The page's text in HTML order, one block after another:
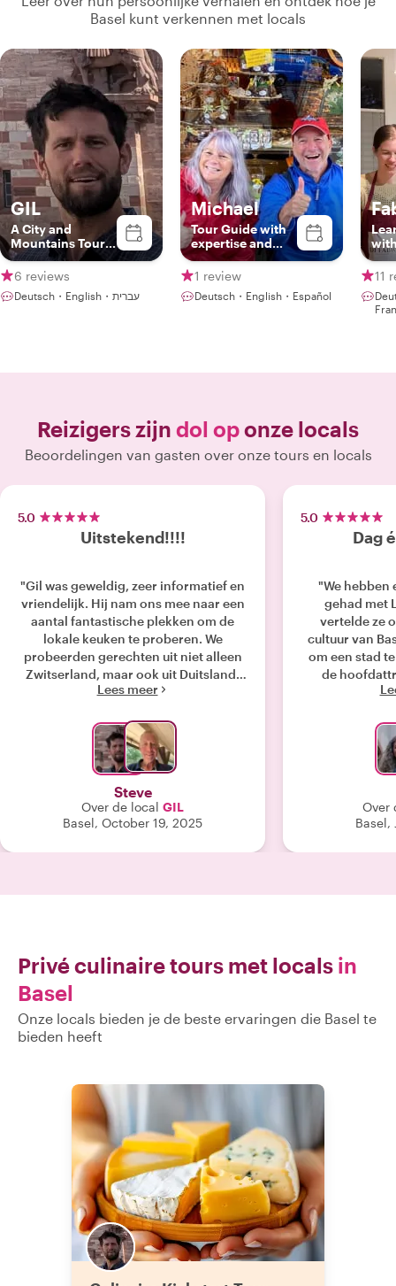
Basel kunt verkennen met locals
GIL
A City and
Mountains Tour
Guide
6 reviews
Deutsch・English・עברית
Michael
Tour Guide with
expertise and
passion
1 review
Deutsch・English・Español
11
Reizigers zijn dol oponze locals
Beoordelingen van gasten over onze tours en locals
5.0
Uitstekend!!!!
"Gil was geweldig, zeer informatief en
vriendelijk. Hij nam ons mee naar een
aantal fantastische plekken om de
lokale keuken te proberen. We
probeerden gerechten uit niet alleen
Zwitserland, maar ook uit Duitsland,
Frankrijk en Israël. Top lof voor Gil Ik
Lees meer
Steve
Over de local GIL
Basel, October 19, 2025
5.0
Dag
"We hebben
gehad met
vertelde ze
cultuur van
om een stad
de
absolute
Over
Basel,
Privé culinaire tours met locals in
Basel
Onze locals bieden je de beste ervaringen die Basel te
bieden heeft